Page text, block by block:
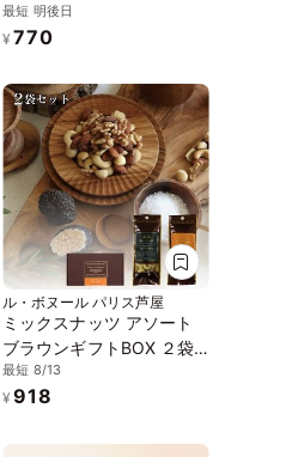
わいい お菓子
HappyBirthday 誕生日 プ
ー 交通 工事
最短 明後日
¥ 770
ル・ボヌール パリス芦屋
ミックスナッツ アソート
ブラウンギフトBOX ２袋
入り No.24 ※お中元2026
最短 8/13
¥ 918